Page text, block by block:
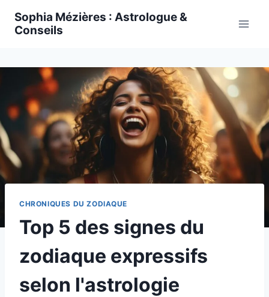
Sophia Mézières : Astrologue &
Conseils
CHRONIQUES DU ZODIAQUE
Top 5 des signes du
zodiaque expressifs
selon l'astrologie